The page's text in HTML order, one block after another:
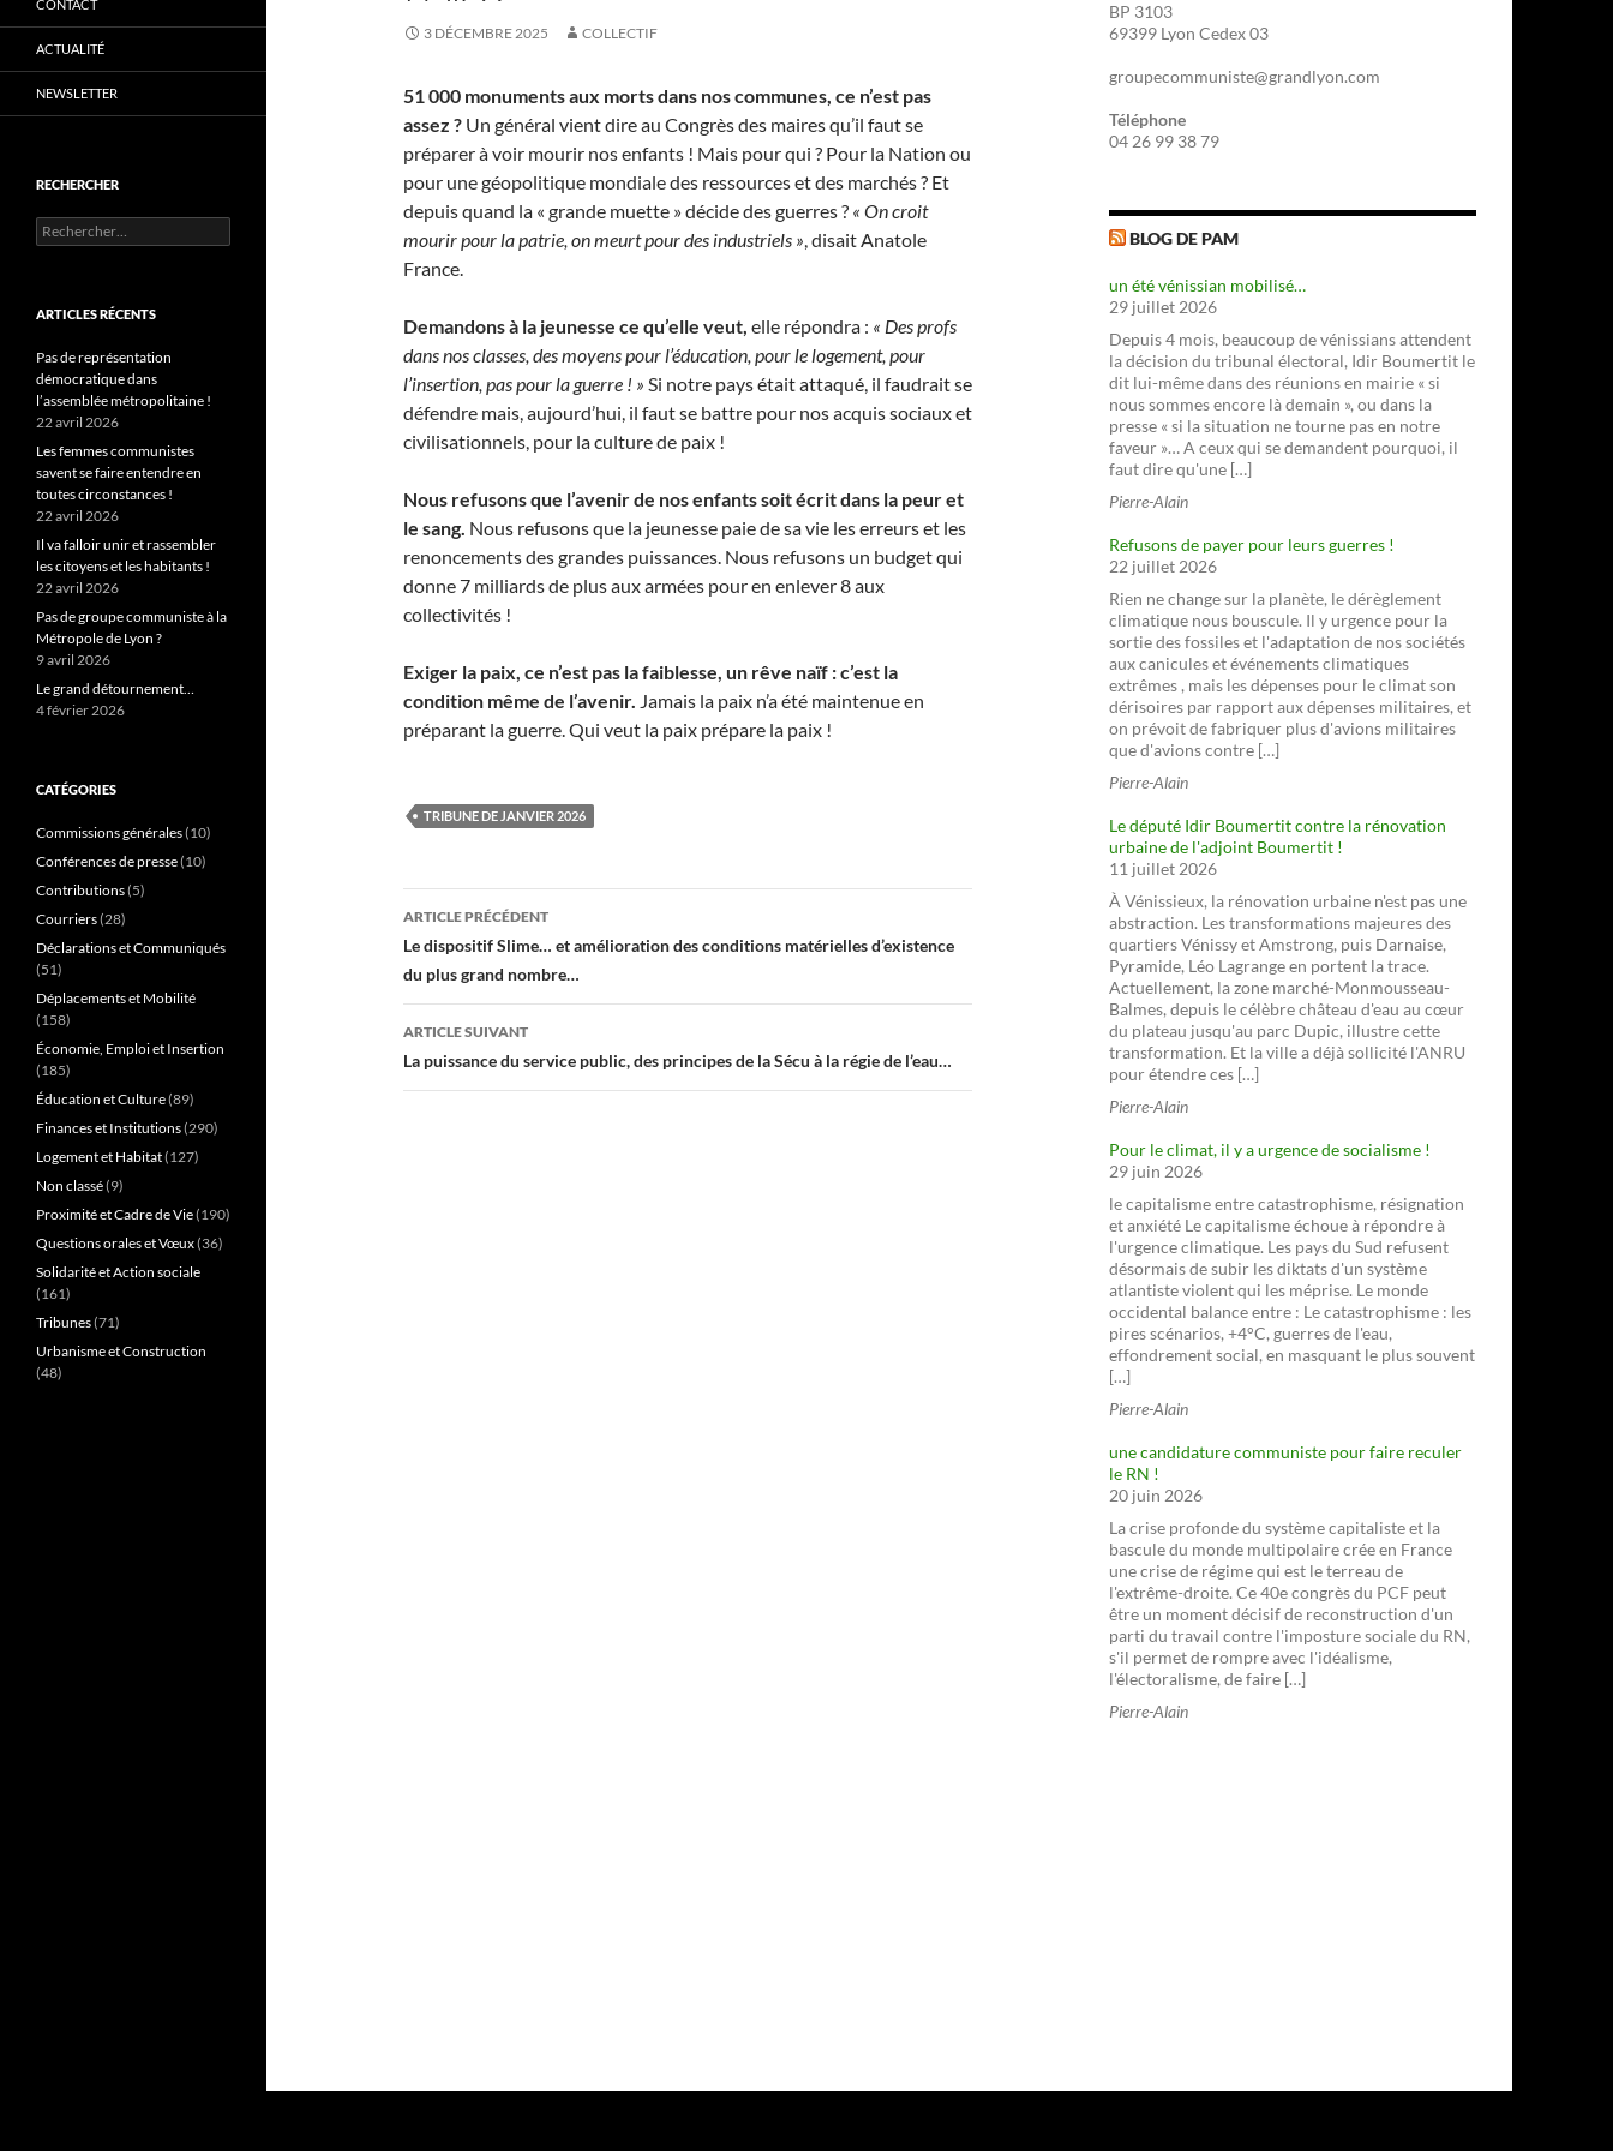
3 DÉCEMBRE 2025 COLLECTIF
51 000 monuments aux morts dans nos communes, ce n’est pas
assez ? Un général vient dire au Congrès des maires qu’il faut se
préparer à voir mourir nos enfants ! Mais pour qui ? Pour la Nation ou
pour une géopolitique mondiale des ressources et des marchés ? Et
depuis quand la « grande muette » décide des guerres ? « On croit
mourir pour la patrie, on meurt pour des industriels », disait Anatole
France.
Demandons à la jeunesse ce qu’elle veut, elle répondra : « Des profs
dans nos classes, des moyens pour l’éducation, pour le logement, pour
l’insertion, pas pour la guerre ! » Si notre pays était attaqué, il faudrait se
défendre mais, aujourd’hui, il faut se battre pour nos acquis sociaux et
civilisationnels, pour la culture de paix !
Nous refusons que l’avenir de nos enfants soit écrit dans la peur et
le sang. Nous refusons que la jeunesse paie de sa vie les erreurs et les
renoncements des grandes puissances. Nous refusons un budget qui
donne 7 milliards de plus aux armées pour en enlever 8 aux
collectivités !
Exiger la paix, ce n’est pas la faiblesse, un rêve naïf : c’est la
condition même de l’avenir. Jamais la paix n’a été maintenue en
préparant la guerre. Qui veut la paix prépare la paix !
TRIBUNE DE JANVIER 2026
Navigation
des
articles
ARTICLE PRÉCÉDENT
Le dispositif Slime… et amélioration des conditions matérielles d’existence
du plus grand nombre…
ARTICLE SUIVANT
La puissance du service public, des principes de la Sécu à la régie de l’eau…
BP 3103
69399 Lyon Cedex 03
groupecommuniste@grandlyon.com
Téléphone
04 26 99 38 79
BLOG DE PAM
un été vénissian mobilisé…
29 juillet 2026
Depuis 4 mois, beaucoup de vénissians attendent
la décision du tribunal électoral, Idir Boumertit le
dit lui-même dans des réunions en mairie « si
nous sommes encore là demain », ou dans la
presse « si la situation ne tourne pas en notre
faveur »… A ceux qui se demandent pourquoi, il
faut dire qu'une […]
Pierre-Alain
Refusons de payer pour leurs guerres !
22 juillet 2026
Rien ne change sur la planète, le dérèglement
climatique nous bouscule. Il y urgence pour la
sortie des fossiles et l'adaptation de nos sociétés
aux canicules et événements climatiques
extrêmes , mais les dépenses pour le climat son
dérisoires par rapport aux dépenses militaires, et
on prévoit de fabriquer plus d'avions militaires
que d'avions contre […]
Pierre-Alain
Le député Idir Boumertit contre la rénovation
urbaine de l'adjoint Boumertit !
11 juillet 2026
À Vénissieux, la rénovation urbaine n'est pas une
abstraction. Les transformations majeures des
quartiers Vénissy et Amstrong, puis Darnaise,
Pyramide, Léo Lagrange en portent la trace.
Actuellement, la zone marché-Monmousseau-
Balmes, depuis le célèbre château d'eau au cœur
du plateau jusqu'au parc Dupic, illustre cette
transformation. Et la ville a déjà sollicité l'ANRU
pour étendre ces […]
Pierre-Alain
Pour le climat, il y a urgence de socialisme !
29 juin 2026
le capitalisme entre catastrophisme, résignation
et anxiété Le capitalisme échoue à répondre à
l'urgence climatique. Les pays du Sud refusent
désormais de subir les diktats d'un système
atlantiste violent qui les méprise. Le monde
occidental balance entre : Le catastrophisme : les
pires scénarios, +4°C, guerres de l'eau,
effondrement social, en masquant le plus souvent
[…]
Pierre-Alain
une candidature communiste pour faire reculer
le RN !
20 juin 2026
La crise profonde du système capitaliste et la
bascule du monde multipolaire crée en France
une crise de régime qui est le terreau de
l'extrême-droite. Ce 40e congrès du PCF peut
être un moment décisif de reconstruction d'un
parti du travail contre l'imposture sociale du RN,
s'il permet de rompre avec l'idéalisme,
l'électoralisme, de faire […]
Pierre-Alain
CONTACT
ACTUALITÉ
NEWSLETTER
RECHERCHER
Rechercher :
ARTICLES RÉCENTS
Pas de représentation
démocratique dans
l’assemblée métropolitaine !
22 avril 2026
Les femmes communistes
savent se faire entendre en
toutes circonstances !
22 avril 2026
Il va falloir unir et rassembler
les citoyens et les habitants !
22 avril 2026
Pas de groupe communiste à la
Métropole de Lyon ?
9 avril 2026
Le grand détournement…
4 février 2026
CATÉGORIES
Commissions générales(10)
Conférences de presse(10)
Contributions(5)
Courriers(28)
Déclarations et Communiqués
(51)
Déplacements et Mobilité
(158)
Économie, Emploi et Insertion
(185)
Éducation et Culture(89)
Finances et Institutions(290)
Logement et Habitat(127)
Non classé(9)
Proximité et Cadre de Vie(190)
Questions orales et Vœux(36)
Solidarité et Action sociale
(161)
Tribunes(71)
Urbanisme et Construction
(48)